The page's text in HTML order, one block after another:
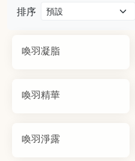
排序
喚羽凝脂
喚羽精華
喚羽淨露